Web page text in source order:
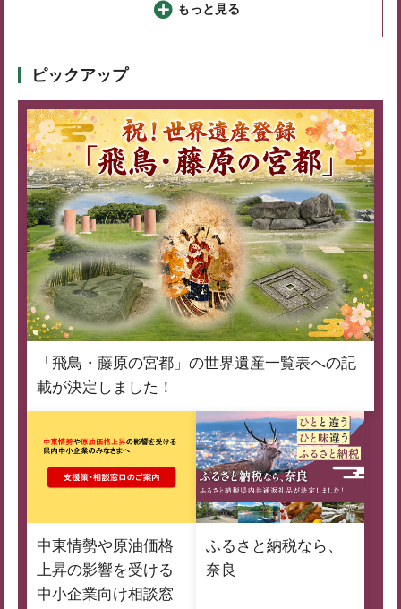
もっと見る
ピックアップ
「飛鳥・藤原の宮都」の世界遺産一覧表への記
載が決定しました！
中東情勢や原油価格
上昇の影響を受ける
中小企業向け相談窓
ふるさと納税なら、
奈良